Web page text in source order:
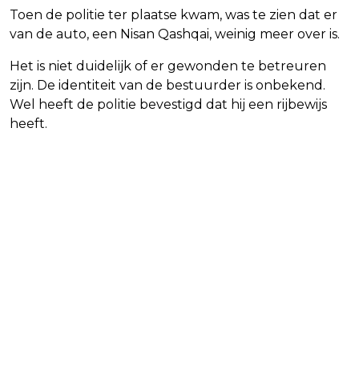
Toen de politie ter plaatse kwam, was te zien dat er
van de auto, een Nisan Qashqai, weinig meer over is.
Het is niet duidelijk of er gewonden te betreuren
zijn. De identiteit van de bestuurder is onbekend.
Wel heeft de politie bevestigd dat hij een rijbewijs
heeft.